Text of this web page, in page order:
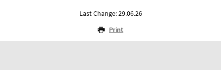
Last Change: 29.06.26
Print